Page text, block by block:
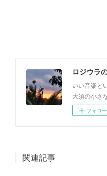
ロジウラ
いい音楽と
大須の小さ
フォロー
関連記事